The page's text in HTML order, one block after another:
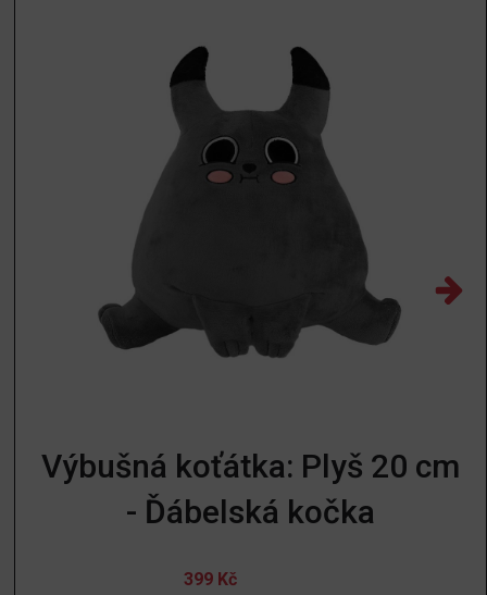
Výbušná koťátka: Plyš 20 cm
- Ďábelská kočka
399 Kč